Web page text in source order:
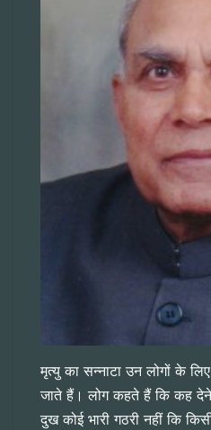
मृत्यु का सन्नाटा उन लोगों के
जाते हैं। लोग कहते हैं कि कह
दुख कोई भारी गठरी नहीं कि